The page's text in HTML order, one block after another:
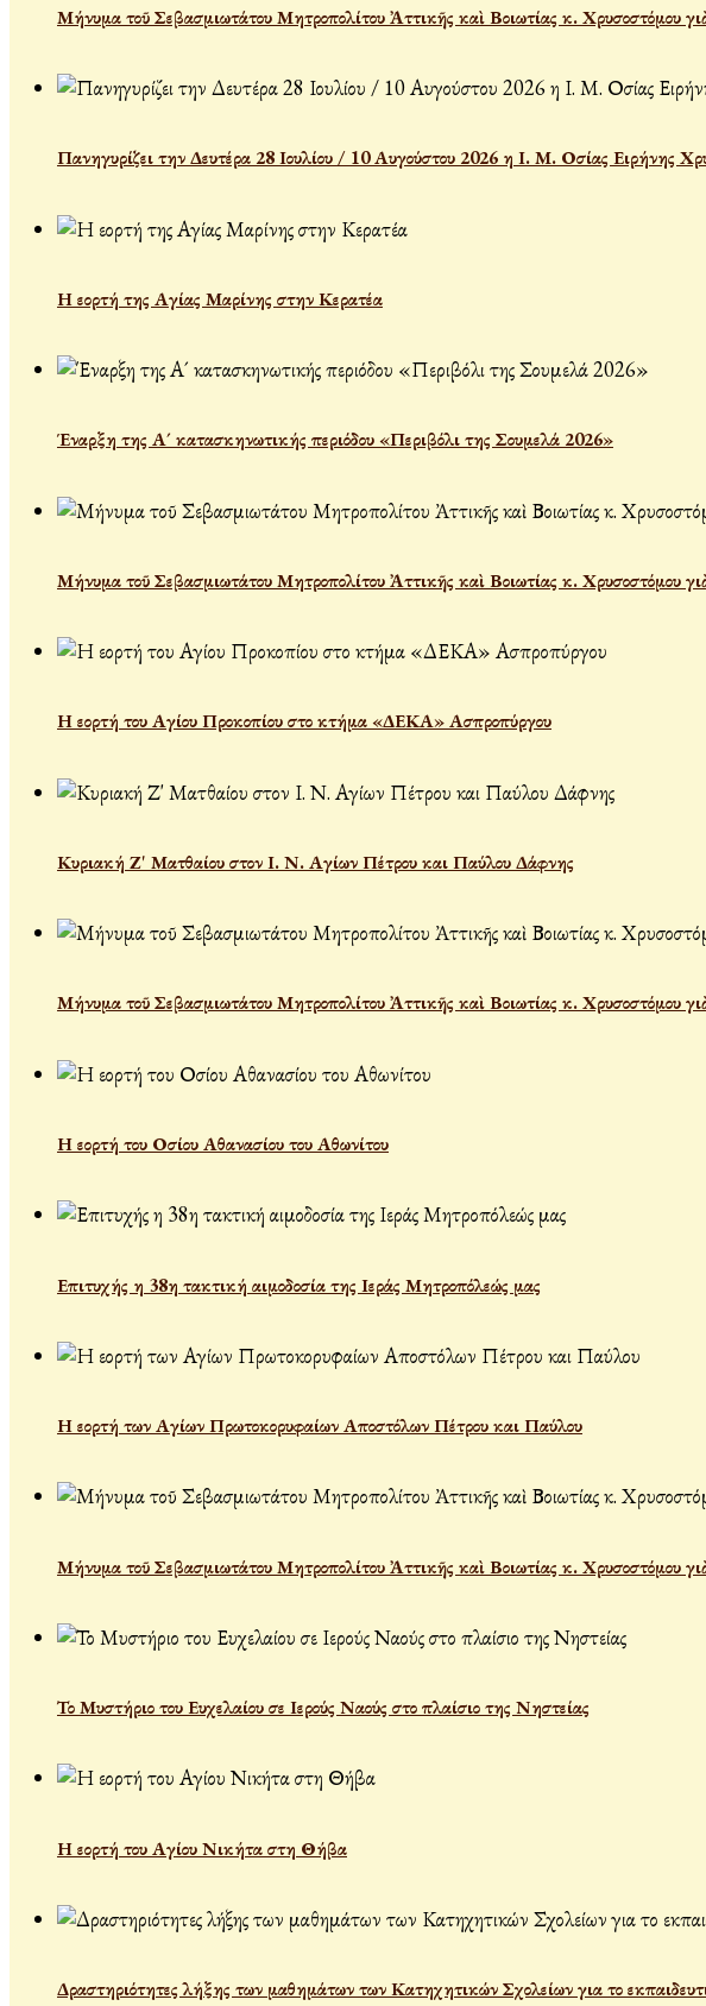
Μήνυμα τοῦ Σεβασμιωτάτου Μητροπολίτου Ἀττικῆς καὶ Βοιωτίας κ. Χρυσοστόμου
Πανηγυρίζει την Δευτέρα 28 Ιουλίου / 10 Αυγούστου 2026 η Ι. Μ. Οσίας Ειρήνης
Η εορτή της Αγίας Μαρίνης στην Κερατέα
Έναρξη της Α´ κατασκηνωτικής περιόδου «Περιβόλι της Σουμελά 2026»
Μήνυμα τοῦ Σεβασμιωτάτου Μητροπολίτου Ἀττικῆς καὶ Βοιωτίας κ. Χρυσοστόμου
Η εορτή του Αγίου Προκοπίου στο κτήμα «ΔΕΚΑ» Ασπροπύργου
Κυριακή Ζ' Ματθαίου στον Ι. Ν. Αγίων Πέτρου και Παύλου Δάφνης
Μήνυμα τοῦ Σεβασμιωτάτου Μητροπολίτου Ἀττικῆς καὶ Βοιωτίας κ. Χρυσοστόμου
Η εορτή του Οσίου Αθανασίου του Αθωνίτου
Επιτυχής η 38η τακτική αιμοδοσία της Ιεράς Μητροπόλεώς μας
Η εορτή των Αγίων Πρωτοκορυφαίων Αποστόλων Πέτρου και Παύλου
Μήνυμα τοῦ Σεβασμιωτάτου Μητροπολίτου Ἀττικῆς καὶ Βοιωτίας κ.
Το Μυστήριο του Ευχελαίου σε Ιερούς Ναούς στο πλαίσιο της Νηστείας
Η εορτή του Αγίου Νικήτα στη Θήβα
Δραστηριότητες λήξης των μαθημάτων των Κατηχητικών Σχολείων για το